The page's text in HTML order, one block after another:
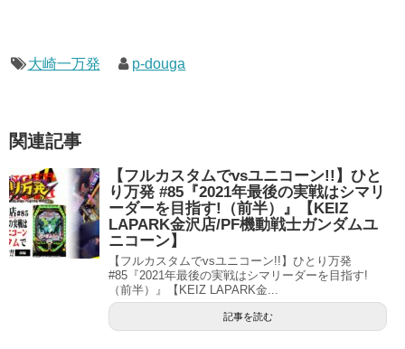
大崎一万発 p-douga
関連記事
【フルカスタムでvsユニコーン!!】ひと
り万発 #85『2021年最後の実戦はシマリ
ーダーを目指す!（前半）』【KEIZ
LAPARK金沢店/PF機動戦士ガンダムユ
ニコーン】
【フルカスタムでvsユニコーン!!】ひとり万発
#85『2021年最後の実戦はシマリーダーを目指す!
（前半）』【KEIZ LAPARK金...
記事を読む